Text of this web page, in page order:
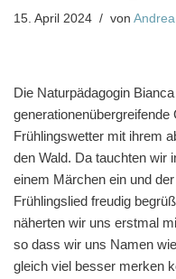
15. April 2024 von
Die Naturpädagogin
generationenübergreifende
Frühlingswetter mit ihrem
den Wald. Da tauchten wir
einem Märchen ein und
Frühlingslied freudig
näherten wir uns erstmal
so dass wir uns Namen
gleich viel besser merken